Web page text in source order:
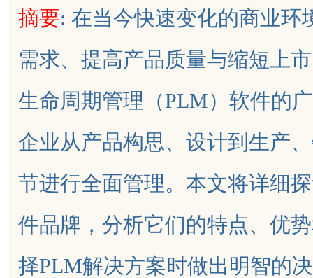
uz
摘要: 在当今快速变化的商业环
需求、提高产品质量与缩短上
生命周期管理（PLM）软件的
企业从产品构思、设计到生产
节进行全面管理。本文将详细
件品牌，分析它们的特点、优
择PLM解决方案时做出明智的
量宝库与观影新体验